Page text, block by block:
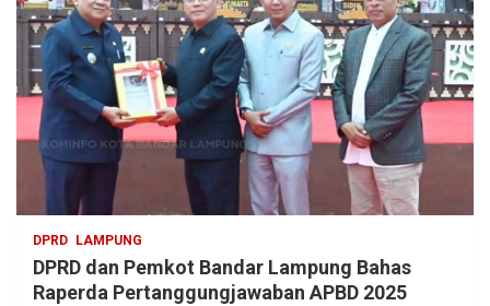
DPRD LAMPUNG
DPRD dan Pemkot Bandar Lampung Bahas
Raperda Pertanggungjawaban APBD 2025